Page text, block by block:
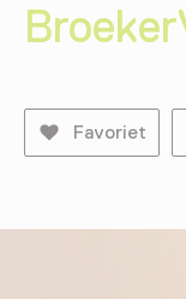
Favoriet